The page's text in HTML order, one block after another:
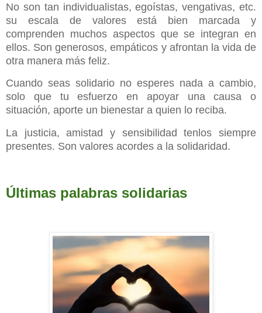
No son tan individualistas, egoístas, vengativas, etc.
su escala de valores está bien marcada y
comprenden muchos aspectos que se integran en
ellos. Son generosos, empáticos y afrontan la vida de
otra manera más feliz.
Cuando seas solidario no esperes nada a cambio,
solo que tu esfuerzo en apoyar una causa o
situación, aporte un bienestar a quien lo reciba.
La justicia, amistad y sensibilidad tenlos siempre
presentes. Son valores acordes a la solidaridad.
Últimas palabras solidarias